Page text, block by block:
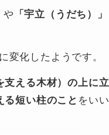
や 「宇立（うだち）」
に変化したようです。
支える木材）の上に立
短い柱のこと をいい